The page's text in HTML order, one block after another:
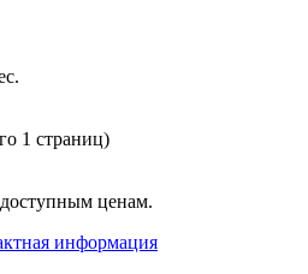
1 страниц)
ценам.
информация